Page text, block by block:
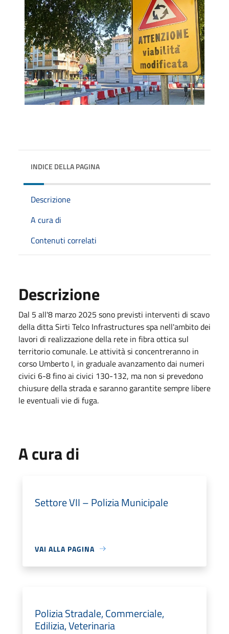
INDICE DELLA PAGINA
Descrizione
A cura di
Contenuti correlati
Descrizione
Dal 5 all'8 marzo 2025 sono previsti interventi di scavo
della ditta Sirti Telco Infrastructures spa nell'ambito dei
lavori di realizzazione della rete in fibra ottica sul
territorio comunale. Le attività si concentreranno in
corso Umberto I, in graduale avanzamento dai numeri
civici 6-8 fino ai civici 130-132, ma non si prevedono
chiusure della strada e saranno garantite sempre libere
le eventuali vie di fuga.
A cura di
Settore VII – Polizia Municipale
VAI ALLA PAGINA
Polizia Stradale, Commerciale,
Edilizia, Veterinaria